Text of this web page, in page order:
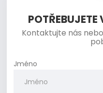
Kontaktujte nás
Jméno